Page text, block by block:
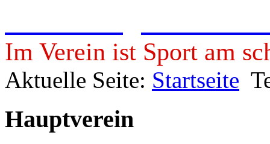
Im Verein ist Sport am
Aktuelle Seite: Startseite
Hauptverein